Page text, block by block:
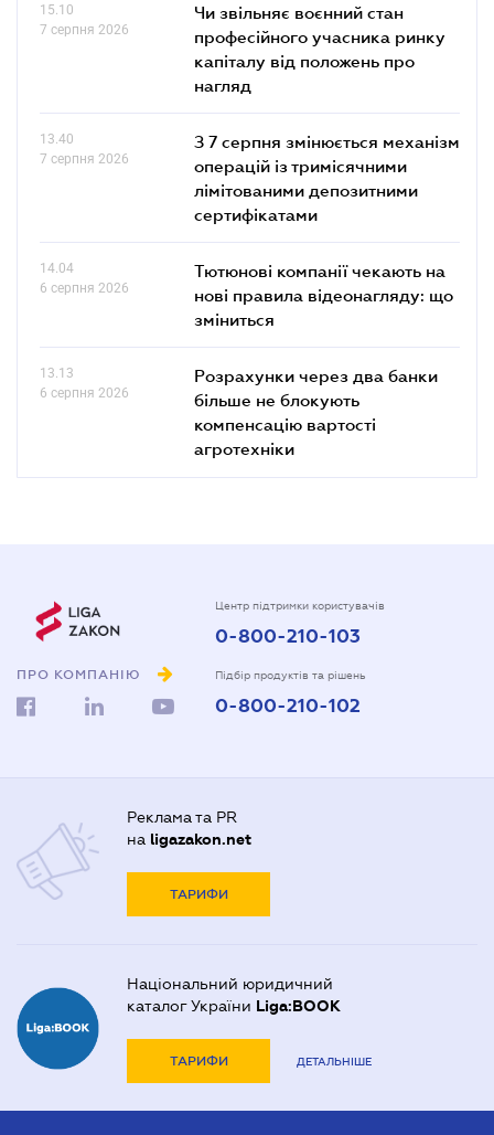
15.10
7 серпня 2026
Чи звільняє воєнний стан
професійного учасника ринку
капіталу від положень про
нагляд
13.40
7 серпня 2026
З 7 серпня змінюється механізм
операцій із тримісячними
лімітованими депозитними
сертифікатами
14.04
6 серпня 2026
Тютюнові компанії чекають на
нові правила відеонагляду: що
зміниться
13.13
6 серпня 2026
Розрахунки через два банки
більше не блокують
компенсацію вартості
агротехніки
ПРО КОМПАНІЮ
Центр підтримки користувачів
0-800-210-103
Підбір продуктів та рішень
0-800-210-102
Реклама та PR
на ligazakon.net
ТАРИФИ
Національний юридичний
каталог України Liga:BOOK
ТАРИФИ ДЕТАЛЬНІШЕ